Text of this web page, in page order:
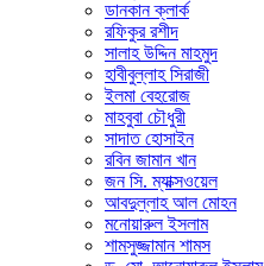
ডানকান ক্লার্ক
রফিকুর রশীদ
সালাহ উদ্দিন মাহমুদ
হাবীবুল্লাহ সিরাজী
ইলমা বেহরোজ
মাহবুবা চৌধুরী
সাদাত হোসাইন
রবিন জামান খান
জন সি. ম্যাক্সওয়েল
আবদুল্লাহ আল মোহন
মনোয়ারুল ইসলাম
শামসুজ্জামান শামস